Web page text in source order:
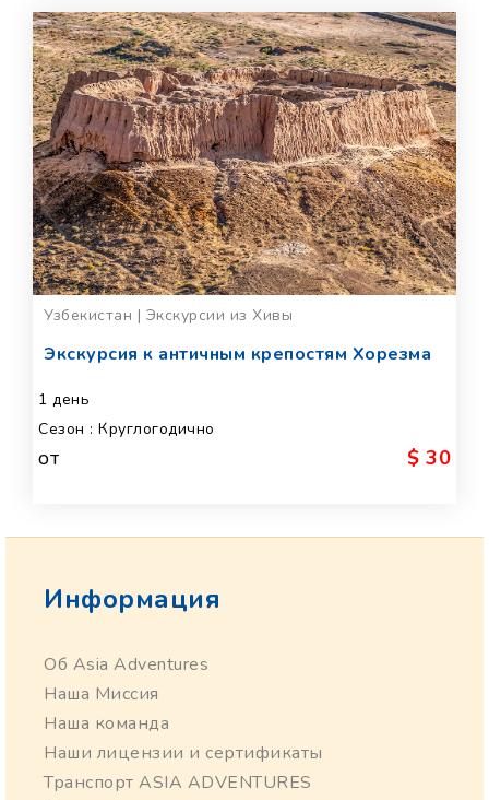
Узбекистан | Экскурсии из Хивы
Экскурсия к античным крепостям Хорезма
1 день
Сезон : Круглогодично
от $ 30
Информация
Об Asia Adventures
Наша Миссия
Наша команда
Наши лицензии и сертификаты
Транспорт ASIA ADVENTURES